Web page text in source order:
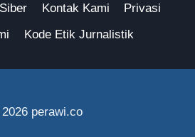
Kontak Kami
Privasi
Kode Etik Jurnalistik
perawi.co